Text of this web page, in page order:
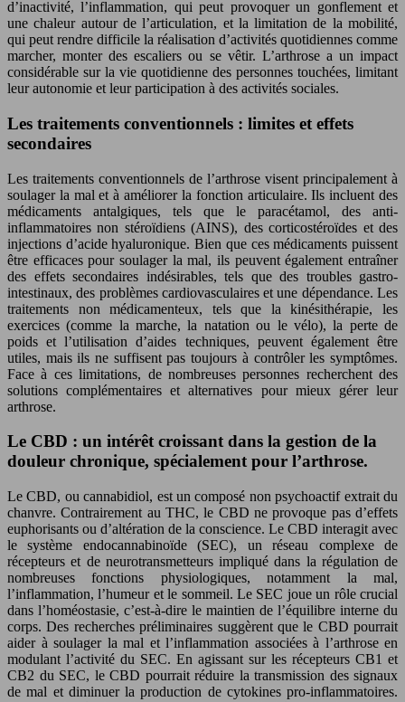
d’inactivité, l’inflammation, qui peut provoquer un gonflement et
une chaleur autour de l’articulation, et la limitation de la mobilité,
qui peut rendre difficile la réalisation d’activités quotidiennes comme
marcher, monter des escaliers ou se vêtir. L’arthrose a un impact
considérable sur la vie quotidienne des personnes touchées, limitant
leur autonomie et leur participation à des activités sociales.
Les traitements conventionnels : limites et effets
secondaires
Les traitements conventionnels de l’arthrose visent principalement à
soulager la mal et à améliorer la fonction articulaire. Ils incluent des
médicaments antalgiques, tels que le paracétamol, des anti-
inflammatoires non stéroïdiens (AINS), des corticostéroïdes et des
injections d’acide hyaluronique. Bien que ces médicaments puissent
être efficaces pour soulager la mal, ils peuvent également entraîner
des effets secondaires indésirables, tels que des troubles gastro-
intestinaux, des problèmes cardiovasculaires et une dépendance. Les
traitements non médicamenteux, tels que la kinésithérapie, les
exercices (comme la marche, la natation ou le vélo), la perte de
poids et l’utilisation d’aides techniques, peuvent également être
utiles, mais ils ne suffisent pas toujours à contrôler les symptômes.
Face à ces limitations, de nombreuses personnes recherchent des
solutions complémentaires et alternatives pour mieux gérer leur
arthrose.
Le CBD : un intérêt croissant dans la gestion de la
douleur chronique, spécialement pour l’arthrose.
Le CBD, ou cannabidiol, est un composé non psychoactif extrait du
chanvre. Contrairement au THC, le CBD ne provoque pas d’effets
euphorisants ou d’altération de la conscience. Le CBD interagit avec
le système endocannabinoïde (SEC), un réseau complexe de
récepteurs et de neurotransmetteurs impliqué dans la régulation de
nombreuses fonctions physiologiques, notamment la mal,
l’inflammation, l’humeur et le sommeil. Le SEC joue un rôle crucial
dans l’homéostasie, c’est-à-dire le maintien de l’équilibre interne du
corps. Des recherches préliminaires suggèrent que le CBD pourrait
aider à soulager la mal et l’inflammation associées à l’arthrose en
modulant l’activité du SEC. En agissant sur les récepteurs CB1 et
CB2 du SEC, le CBD pourrait réduire la transmission des signaux
de mal et diminuer la production de cytokines pro-inflammatoires.